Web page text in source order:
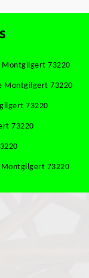
Montgilgert 73220
Montgilgert 73220
73220
73220
Montgilgert 73220